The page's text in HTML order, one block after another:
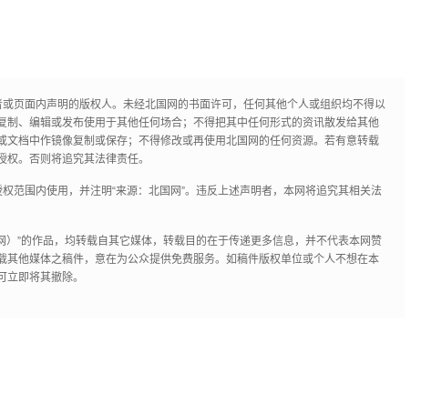
页面内声明的版权人。未经北国网的书面许可，任何其他个人或组织均不得以
制、编辑或发布使用于其他任何场合；不得把其中任何形式的资讯散发给其他
文档中作镜像复制或保存；不得修改或再使用北国网的任何资源。若有意转载
。否则将追究其法律责任。
范围内使用，并注明“来源：北国网”。违反上述声明者，本网将追究其相关法
）”的作品，均转载自其它媒体，转载目的在于传递更多信息，并不代表本网赞
其他媒体之稿件，意在为公众提供免费服务。如稿件版权单位或个人不想在本
即将其撤除。